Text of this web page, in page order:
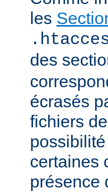
les
des
écrasés
fichiers
certaines
présence